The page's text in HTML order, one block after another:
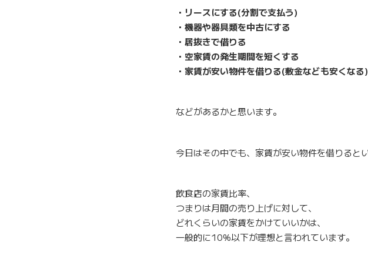
・リースにする(分割で支払う)
・機器や器具類を中古にする
・居抜きで借りる
・空家賃の発生期間を短くする
・家賃が安い物件を借りる(敷金なども安くなる)
などがあるかと思います。
今日はその中でも、家賃が安い物件を借りると
飲食店の家賃比率、
つまりは月間の売り上げに対して、
どれくらいの家賃をかけていいかは、
一般的に10%以下が理想と言われています。